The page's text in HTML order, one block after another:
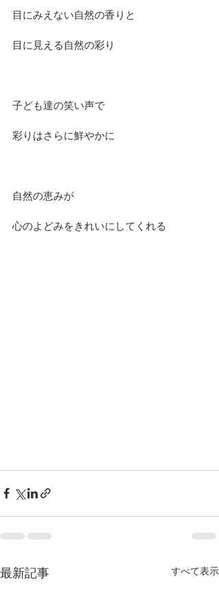
目にみえない自然の香りと
目に見える自然の彩り
子ども達の笑い声で
彩りはさらに鮮やかに
自然の恵みが
心のよどみをきれいにしてくれる
最新記事 すべて表示